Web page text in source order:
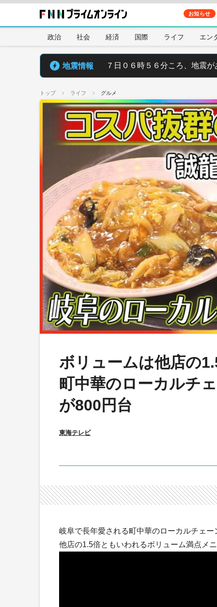
お知らせ
政治 社会 経済 国際 ライフ エン
地震情報 ７日０６時５６分ころ、地震が
トップ ライフ グルメ
ボリュームは他店の
町中華のローカルチ
が800円台
東海テレビ
岐阜で長年愛される町中華のローカルチェ
他店の1.5倍ともいわれるボリューム満点メ